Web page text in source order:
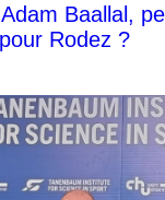
Baallal,
Rodez ?